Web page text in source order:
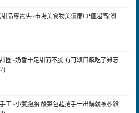
品專賣店~市場美食物美價廉CP值超高(瀏
圈~奶香十足甜而不膩 有可頌口感吃了難忘
工~小雙胞胎.酸菜包超搶手一出鍋就被杪殺